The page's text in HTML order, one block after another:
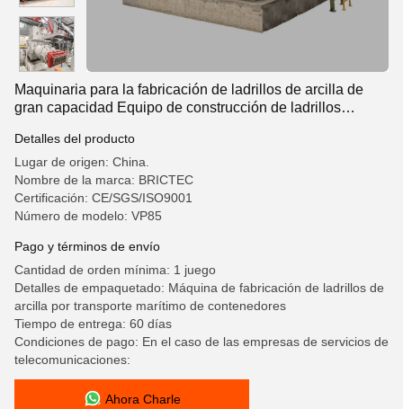
Maquinaria para la fabricación de ladrillos de arcilla de
gran capacidad Equipo de construcción de ladrillos
Detalles del producto
Lugar de origen: China.
Nombre de la marca: BRICTEC
Certificación: CE/SGS/ISO9001
Número de modelo: VP85
Pago y términos de envío
Cantidad de orden mínima: 1 juego
Detalles de empaquetado: Máquina de fabricación de ladrillos de
arcilla por transporte marítimo de contenedores
Tiempo de entrega: 60 días
Condiciones de pago: En el caso de las empresas de servicios de
telecomunicaciones:
Ahora Charle